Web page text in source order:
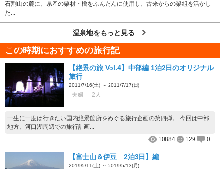
石割山の麓に、県産の栗材・檜をふんだんに使用し、古来からの梁組を活かし
た...
温泉地をもっと見る
この時期におすすめの旅行記
【絶景の旅 Vol.4】中部編 1泊2日のオリジナル
旅行
2011/7/16(土) ～ 2011/7/17(日)
夫婦 2人
一生に一度は行きたい国内絶景箇所をめぐる旅行企画の第四弾。 今回は中部
地方、河口湖周辺での旅行計画...
10884
129 0
【富士山＆伊豆 2泊3日】編
2019/5/11(土) ～ 2019/5/13(月)